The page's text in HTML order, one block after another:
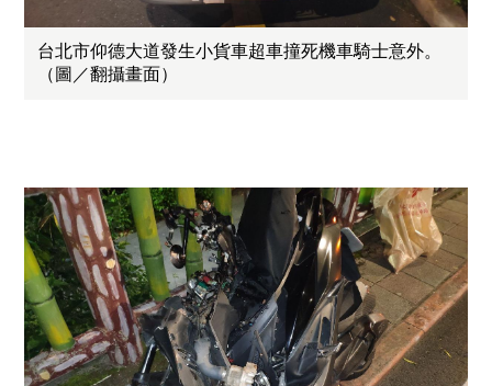
台北市仰德大道發生小貨車超車撞死機車騎士意外。
（圖／翻攝畫面）